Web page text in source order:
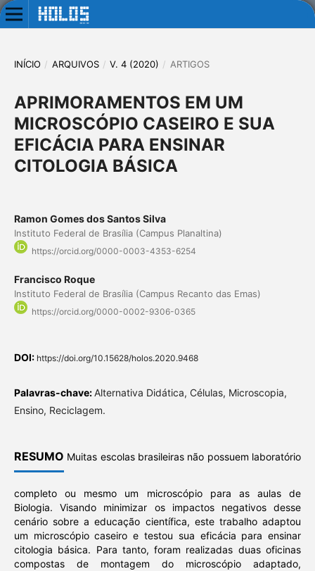
INÍCIO / ARQUIVOS / V. 4 (2020) / ARTIGOS
APRIMORAMENTOS EM UM
MICROSCÓPIO CASEIRO E SUA
EFICÁCIA PARA ENSINAR
CITOLOGIA BÁSICA
Ramon Gomes dos Santos Silva
Instituto Federal de Brasília (Campus Planaltina)
https://orcid.org/0000-0003-4353-6254
Francisco Roque
Instituto Federal de Brasília (Campus Recanto das Emas)
https://orcid.org/0000-0002-9306-0365
DOI: https://doi.org/10.15628/holos.2020.9468
Palavras-chave:Alternativa Didática, Células, Microscopia,
Ensino, Reciclagem.
RESUMO Muitas escolas brasileiras não possuem laboratório
completo ou mesmo um microscópio para as aulas de
Biologia. Visando minimizar os impactos negativos desse
cenário sobre a educação científica, este trabalho adaptou
um microscópio caseiro e testou sua eficácia para ensinar
citologia básica. Para tanto, foram realizadas duas oficinas
compostas de montagem do microscópio adaptado,